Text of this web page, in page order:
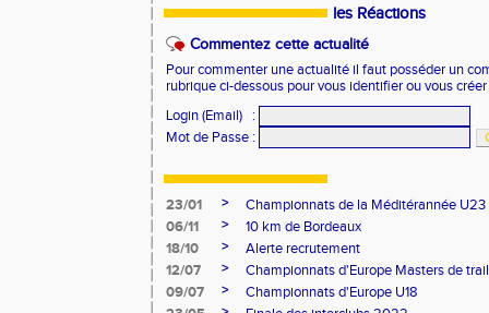
les Réactions
Commentez cette actualité
Pour commenter une actualité il faut posséder un
rubrique ci-dessous pour vous identifier ou vous
Login (Email)
:
Mot de Passe :
23/01 >
Championnats de la Méditérannée U23
06/11
>
10 km de Bordeaux
18/10
>
Alerte recrutement
12/07
>
Championnats d'Europe Masters de trail
09/07
>
Championnats d'Europe U18